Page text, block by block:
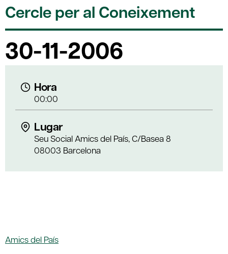
Cercle per al Coneixement
30-11-2006
Hora
00:00
Lugar
Seu Social Amics del País, C/Basea 8
08003 Barcelona
Amics del País